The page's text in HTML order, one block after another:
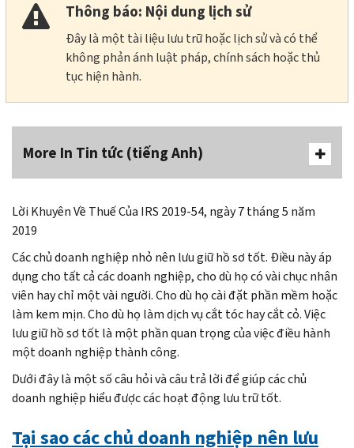
Thông báo: Nội dung lịch sử
Đây là một tài liệu lưu trữ hoặc lịch sử và có thể
không phản ánh luật pháp, chính sách hoặc thủ
tục hiện hành.
More In Tin tức (tiếng Anh)
Lời Khuyên Về Thuế Của IRS 2019-54, ngày 7 tháng 5 năm
2019
Các chủ doanh nghiệp nhỏ nên lưu giữ hồ sơ tốt. Điều này áp
dụng cho tất cả các doanh nghiệp, cho dù họ có vài chục nhân
viên hay chỉ một vài người. Cho dù họ cài đặt phần mềm hoặc
làm kem mịn. Cho dù họ làm dịch vụ cắt tóc hay cắt cỏ. Việc
lưu giữ hồ sơ tốt là một phần quan trọng của việc điều hành
một doanh nghiệp thành công.
Dưới đây là một số câu hỏi và câu trả lời để giúp các chủ
doanh nghiệp hiểu được các hoạt động lưu trữ tốt.
Tại sao các chủ doanh nghiệp nên lưu